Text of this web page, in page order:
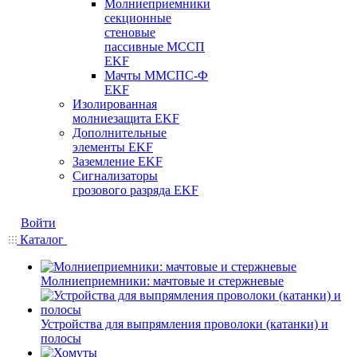
Молниеприемники
секционные
стеновые
пассивные МССП
EKF
Мачты ММСПС-Ф
EKF
Изолированная
молниезащита EKF
Дополнительные
элементы EKF
Заземление EKF
Сигнализаторы
грозового разряда EKF
Войти
Каталог
Молниеприемники: мачтовые и стержневые
Устройства для выпрямления проволоки (катанки) и
полосы